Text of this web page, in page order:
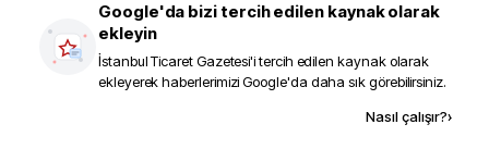
Google'da bizi tercih edilen kaynak olarak
ekleyin
İstanbul Ticaret Gazetesi'i tercih edilen kaynak olarak
ekleyerek haberlerimizi Google'da daha sık görebilirsiniz.
Nasıl çalışır?›